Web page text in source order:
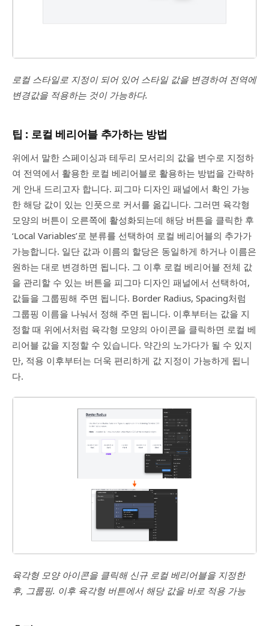
로컬 스타일로 지정이 되어 있어 스타일 값을 변경하여 전역에
변경값을 적용하는 것이 가능하다.
팁 : 로컬 베리어블 추가하는 방법
위에서 말한 스페이싱과 테두리 모서리의 값을 변수로 지정하
여 전역에서 활용한 로컬 베리어블로 활용하는 방법을 간략하
게 안내 드리고자 합니다. 피그마 디자인 패널에서 확인 가능
한 해당 값이 있는 인풋으로 커서를 옮깁니다. 그러면 육각형
모양의 버튼이 오른쪽에 활성화되는데 해당 버튼을 클릭한 후
‘Local Variables’로 분류를 선택하여 로컬 베리어블의 추가가
가능합니다. 일단 값과 이름의 할당은 동일하게 하거나 이름은
원하는 대로 변경하면 됩니다. 그 이후 로컬 베리어블 전체 값
을 관리할 수 있는 버튼을 피그마 디자인 패널에서 선택하여,
값들을 그룹핑해 주면 됩니다. Border Radius, Spacing처럼
그룹핑 이름을 나눠서 정해 주면 됩니다. 이후부터는 값을 지
정할 때 위에서처럼 육각형 모양의 아이콘을 클릭하면 로컬 베
리어블 값을 지정할 수 있습니다. 약간의 노가다가 될 수 있지
만, 적용 이후부터는 더욱 편리하게 값 지정이 가능하게 됩니
다.
육각형 모양 아이콘을 클릭해 신규 로컬 베리어블을 지정한
후, 그룹핑. 이후 육각형 버튼에서 해당 값을 바로 적용 가능